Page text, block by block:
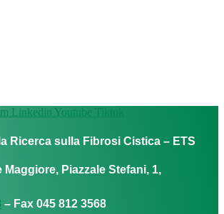
Linkedin Youtube Tiktok
Ricerca sulla Fibrosi Cistica – ETS
Piazzale Stefani, 1,
– Fax 045 812 3568